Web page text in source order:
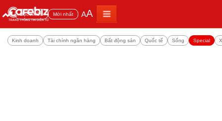
Đọc nhiều Mới nhất AA
Kinh doanh Tài chính ngân hàng Bất động sản Quốc tế Sống Special